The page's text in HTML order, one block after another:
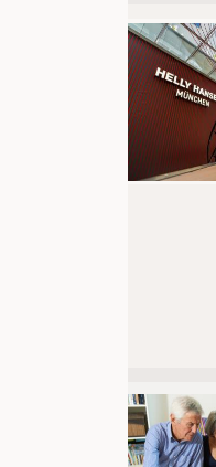
STELLENMARKT
KRÜGER PERSONAL
PRAKTIKA &
DAUNENCHECK